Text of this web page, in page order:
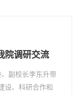
院调研交流
副校长李东升带
设、科研合作和